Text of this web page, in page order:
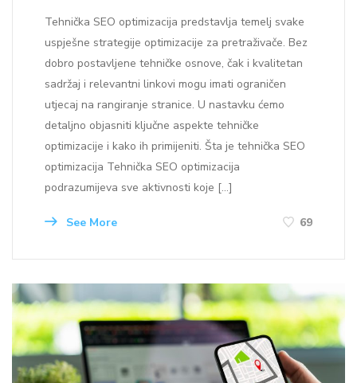
Tehnička SEO optimizacija predstavlja temelj svake
uspješne strategije optimizacije za pretraživače. Bez
dobro postavljene tehničke osnove, čak i kvalitetan
sadržaj i relevantni linkovi mogu imati ograničen
utjecaj na rangiranje stranice. U nastavku ćemo
detaljno objasniti ključne aspekte tehničke
optimizacije i kako ih primijeniti. Šta je tehnička SEO
optimizacija Tehnička SEO optimizacija
podrazumijeva sve aktivnosti koje […]
See More 69